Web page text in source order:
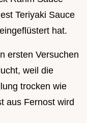
Teriyaki Sauce
hat.
ersten Versuchen
weil die
trocken wie
aus Fernost wird